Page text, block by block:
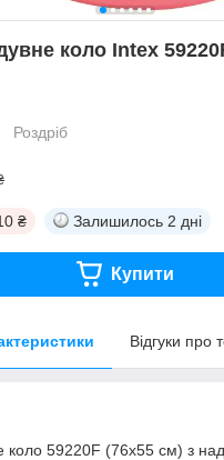
коло Intex
Роздріб
₴ Залишилось 2 дні
Купити
Відгуки про
коло 59220F (76х55 см) з